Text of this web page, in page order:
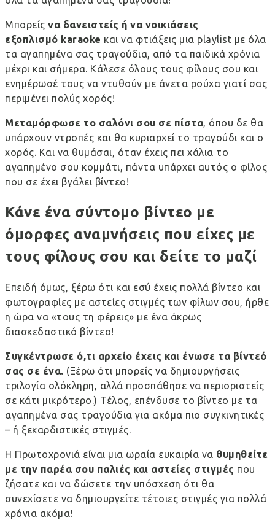
Μπορείς να δανειστείς ή να νοικιάσεις
εξοπλισμό karaoke και να φτιάξεις μια playlist με όλα
τα αγαπημένα σας τραγούδια, από τα παιδικά χρόνια
μέχρι και σήμερα. Κάλεσε όλους τους φίλους σου και
ενημέρωσέ τους να ντυθούν με άνετα ρούχα γιατί σας
περιμένει πολύς χορός!
Μεταμόρφωσε το σαλόνι σου σε πίστα, όπου δε θα
υπάρχουν ντροπές και θα κυριαρχεί το τραγούδι και ο
χορός. Και να θυμάσαι, όταν έχεις πει χάλια το
αγαπημένο σου κομμάτι, πάντα υπάρχει αυτός ο φίλος
που σε έχει βγάλει βίντεο!
Κάνε ένα σύντομο βίντεο με
όμορφες αναμνήσεις που είχες με
τους φίλους σου και δείτε το μαζί
Επειδή όμως, ξέρω ότι και εσύ έχεις πολλά βίντεο και
φωτογραφίες με αστείες στιγμές των φίλων σου, ήρθε
η ώρα να «τους τη φέρεις» με ένα άκρως
διασκεδαστικό βίντεο!
Συγκέντρωσε ό,τι αρχείο έχεις και ένωσε τα βίντεό
σας σε ένα. (Ξέρω ότι μπορείς να δημιουργήσεις
τριλογία ολόκληρη, αλλά προσπάθησε να περιοριστείς
σε κάτι μικρότερο.) Τέλος, επένδυσε το βίντεο με τα
αγαπημένα σας τραγούδια για ακόμα πιο συγκινητικές
– ή ξεκαρδιστικές στιγμές.
Η Πρωτοχρονιά είναι μια ωραία ευκαιρία να θυμηθείτε
με την παρέα σου παλιές και αστείες στιγμές που
ζήσατε και να δώσετε την υπόσχεση ότι θα
συνεχίσετε να δημιουργείτε τέτοιες στιγμές για πολλά
χρόνια ακόμα!